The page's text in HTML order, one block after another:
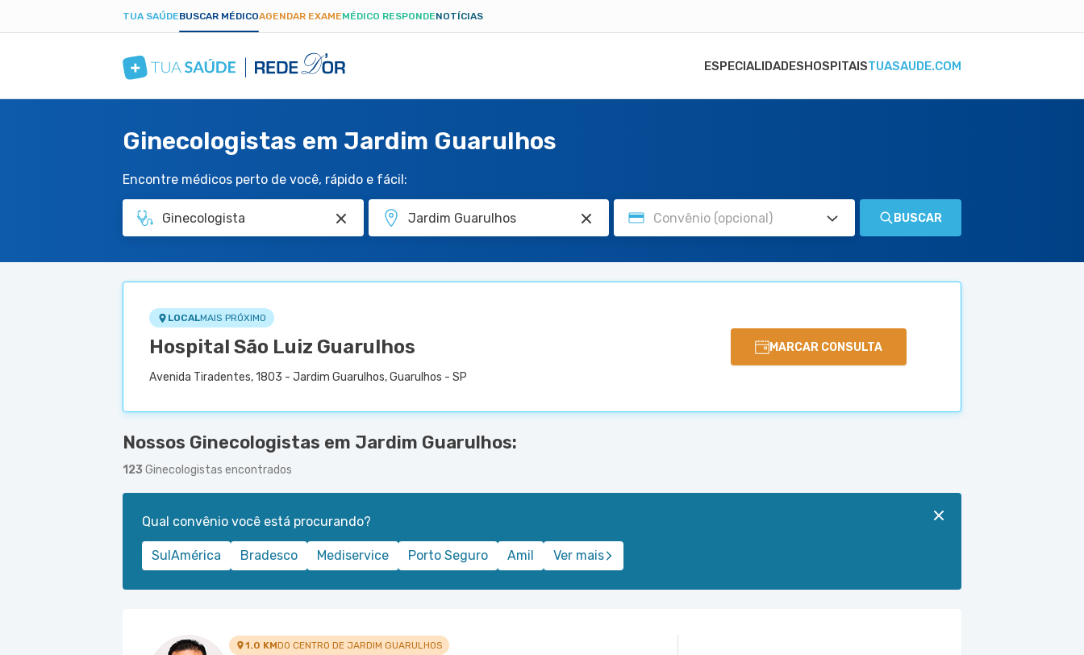
TUA SAÚDEBUSCAR MÉDICOAGENDAR EXAMEMÉDICO RESPONDENOTÍCIAS
ESPECIALIDADESHOSPITAISTUASAUDE.COM
Ginecologistas em Jardim Guarulhos
Encontre médicos perto de você, rápido e fácil:
BUSCAR
LOCALMAIS PRÓXIMO
Hospital São Luiz Guarulhos
Avenida Tiradentes, 1803 - Jardim Guarulhos, Guarulhos - SP
MARCAR CONSULTA
Nossos Ginecologistas em Jardim Guarulhos:
123 Ginecologistas encontrados
Qual convênio você está procurando?
SulAmérica Bradesco Mediservice Porto Seguro Amil Ver mais
1.0 KMDO CENTRO DE JARDIM GUARULHOS